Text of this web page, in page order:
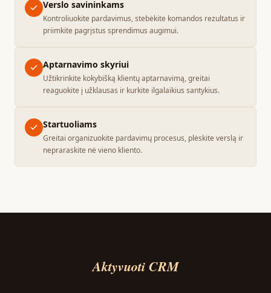
Verslo savininkams
Kontroliuokite pardavimus, stebėkite komandos rezultatus ir
priimkite pagrįstus sprendimus augimui.
Aptarnavimo skyriui
Užtikrinkite kokybišką klientų aptarnavimą, greitai
reaguokite į užklausas ir kurkite ilgalaikius santykius.
Startuoliams
Greitai organizuokite pardavimų procesus, plėskite verslą ir
nepraraskite nė vieno kliento.
Aktyvuoti CRM